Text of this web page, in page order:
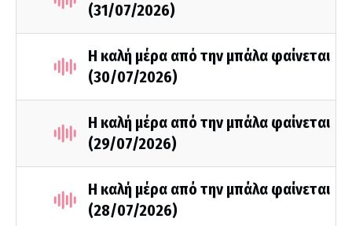
(31/07/2026)
Η καλή μέρα από την μπάλα φαίνεται
(30/07/2026)
Η καλή μέρα από την μπάλα φαίνεται
(29/07/2026)
Η καλή μέρα από την μπάλα φαίνεται
(28/07/2026)